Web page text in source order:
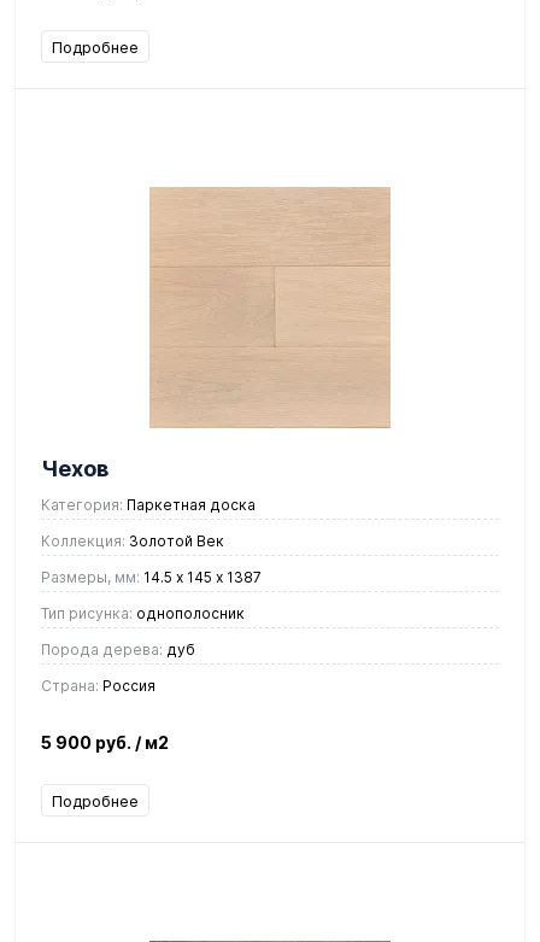
Подробнее
Чехов
Категория: Паркетная доска
Коллекция: Золотой Век
Размеры, мм: 14.5 х 145 х 1387
Тип рисунка: однополосник
Порода дерева: дуб
Страна: Россия
5 900 руб. / м2
Подробнее